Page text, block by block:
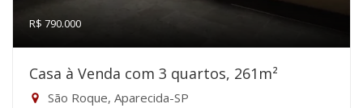
R$ 790.000
Casa à Venda com 3 quartos, 261m²
São Roque, Aparecida-SP